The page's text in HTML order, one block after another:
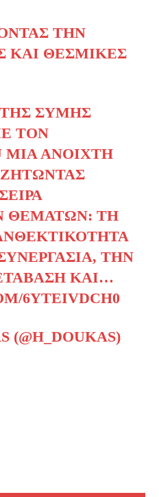
ΤΗΝ
ΚΑΙ ΘΕΣΜΙΚΈΣ
ΣΎΜΗΣ
ΤΟΝ
ΜΙΑ ΑΝΟΙΧΤΉ
ΘΕΜΆΤΩΝ: ΤΗ
ΤΗΝ
ΚΑΙ…
6YTEIVDCH0
(@H_DOUKAS)